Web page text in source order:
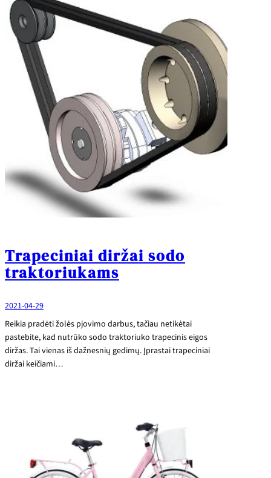
Trapeciniai diržai sodo
traktoriukams
2021-04-29
Reikia pradėti žolės pjovimo darbus, tačiau netikėtai
pastebite, kad nutrūko sodo traktoriuko trapecinis eigos
diržas. Tai vienas iš dažnesnių gedimų. Įprastai trapeciniai
diržai keičiami…